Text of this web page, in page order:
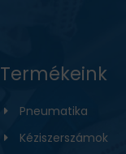
Termékeink
Pneumatika
Kéziszerszámok